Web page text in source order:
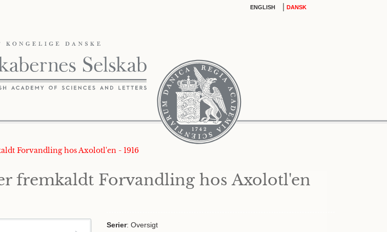
ENGLISH DANSK
Forvandling hos Axolotl'en - 1916
fremkaldt Forvandling hos Axolotl'en
Serier: Oversigt